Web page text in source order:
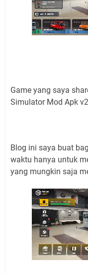
Game yang saya
Simulator Mod Apk
Blog ini saya buat
waktu hanya untuk
yang mungkin saja